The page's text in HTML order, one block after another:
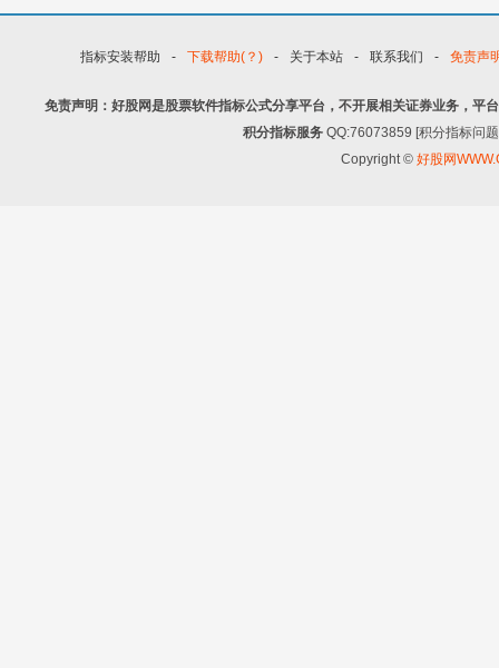
指标安装帮助 - 下载帮助(？) - 关于本站 - 联系我们 - 免责声
免责声明：好股网是股票软件指标公式分享平台，不开展相关证券业务，平
积分指标服务 QQ:76073859 [积分指标问
Copyright © 好股网